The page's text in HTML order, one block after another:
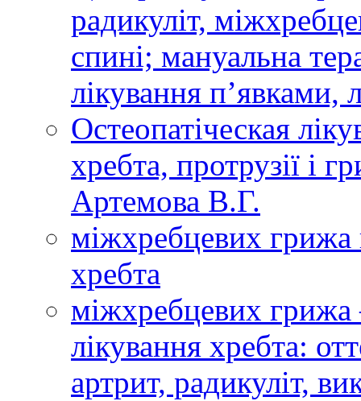
радикуліт,
спині; мануальна
лікування п’явками,
Остеопатіческая
хребта, протрузії і
Артемова В.Г.
міжхребцевих грижа
хребта
міжхребцевих грижа
лікування хребта:
артрит, радикуліт,